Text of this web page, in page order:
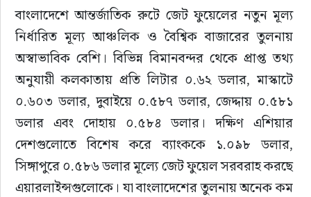
বাংলাদেশে আন্তর্জাতিক রুটে জেট ফুয়েলের নতুন মূল্য
নির্ধারিত মূল্য আঞ্চলিক ও বৈশ্বিক বাজারের তুলনায়
অস্বাভাবিক বেশি। বিভিন্ন বিমানবন্দর থেকে প্রাপ্ত তথ্য
অনুযায়ী কলকাতায় প্রতি লিটার ০.৬২ ডলার, মাস্কাটে
০.৬০৩ ডলার, দুবাইয়ে ০.৫৮৭ ডলার, জেদ্দায় ০.৫৮১
ডলার এবং দোহায় ০.৫৮৪ ডলার। দক্ষিণ এশিয়ার
দেশগুলোতে বিশেষ করে ব্যাংককে ১.০৯৮ ডলার,
সিঙ্গাপুরে ০.৫৮৬ ডলার মূল্যে জেট ফুয়েল সরবরাহ করছে
এয়ারলাইন্সগুলোকে। যা বাংলাদেশের তুলনায় অনেক কম